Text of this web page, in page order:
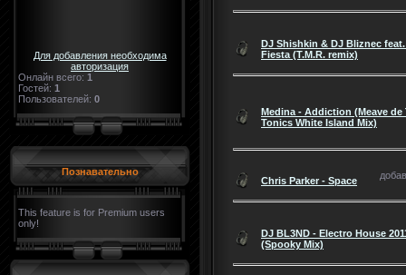
Для добавления необходима
авторизация
Онлайн всего: 1
Гостей: 1
Пользователей: 0
Познавательно
This feature is for Premium users
only!
DJ Shishkin & DJ Bliznec
Fiesta (T.M.R. remix)
Medina - Addiction (Meave de
Tonics White Island Mix)
Chris Parker - Space
DJ BL3ND - Electro House
(Spooky Mix)